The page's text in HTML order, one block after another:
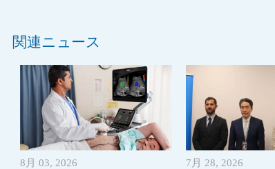
関連ニュース
8月 03, 2026
7月 28, 2026